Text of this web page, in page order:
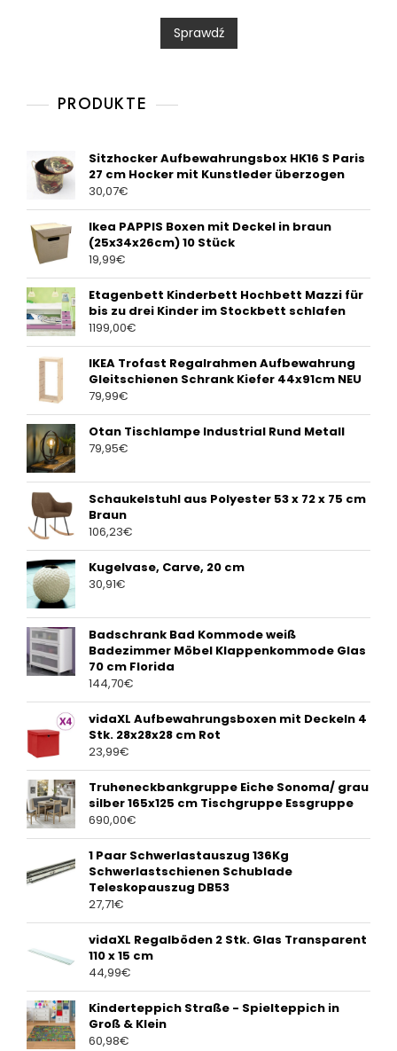
0
o
u
t
Sprawdź
PRODUKTE
Sitzhocker Aufbewahrungsbox HK16 S Paris
27 cm Hocker mit Kunstleder überzogen
30,07€
Ikea PAPPIS Boxen mit Deckel in braun
(25x34x26cm) 10 Stück
19,99€
Etagenbett Kinderbett Hochbett Mazzi für
bis zu drei Kinder im Stockbett schlafen
1199,00€
IKEA Trofast Regalrahmen Aufbewahrung
Gleitschienen Schrank Kiefer 44x91cm NEU
79,99€
Otan Tischlampe Industrial Rund Metall
79,95€
Schaukelstuhl aus Polyester 53 x 72 x 75 cm
Braun
106,23€
Kugelvase, Carve, 20 cm
30,91€
Badschrank Bad Kommode weiß
Badezimmer Möbel Klappenkommode Glas
70 cm Florida
144,70€
vidaXL Aufbewahrungsboxen mit Deckeln 4
Stk. 28x28x28 cm Rot
23,99€
Truheneckbankgruppe Eiche Sonoma/ grau
silber 165x125 cm Tischgruppe Essgruppe
690,00€
1 Paar Schwerlastauszug 136Kg
Schwerlastschienen Schublade
Teleskopauszug DB53
27,71€
vidaXL Regalböden 2 Stk. Glas Transparent
110 x 15 cm
44,99€
Kinderteppich Straße - Spielteppich in
Groß & Klein
60,98€